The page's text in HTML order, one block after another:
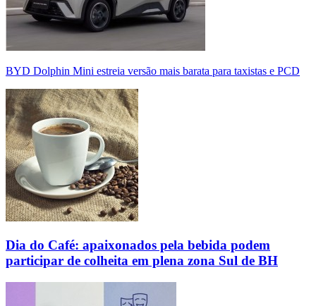
BYD Dolphin Mini estreia versão mais barata para taxistas e PCD
Dia do Café: apaixonados pela bebida podem
participar de colheita em plena zona Sul de BH